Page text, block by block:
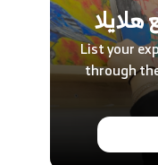
List your
through